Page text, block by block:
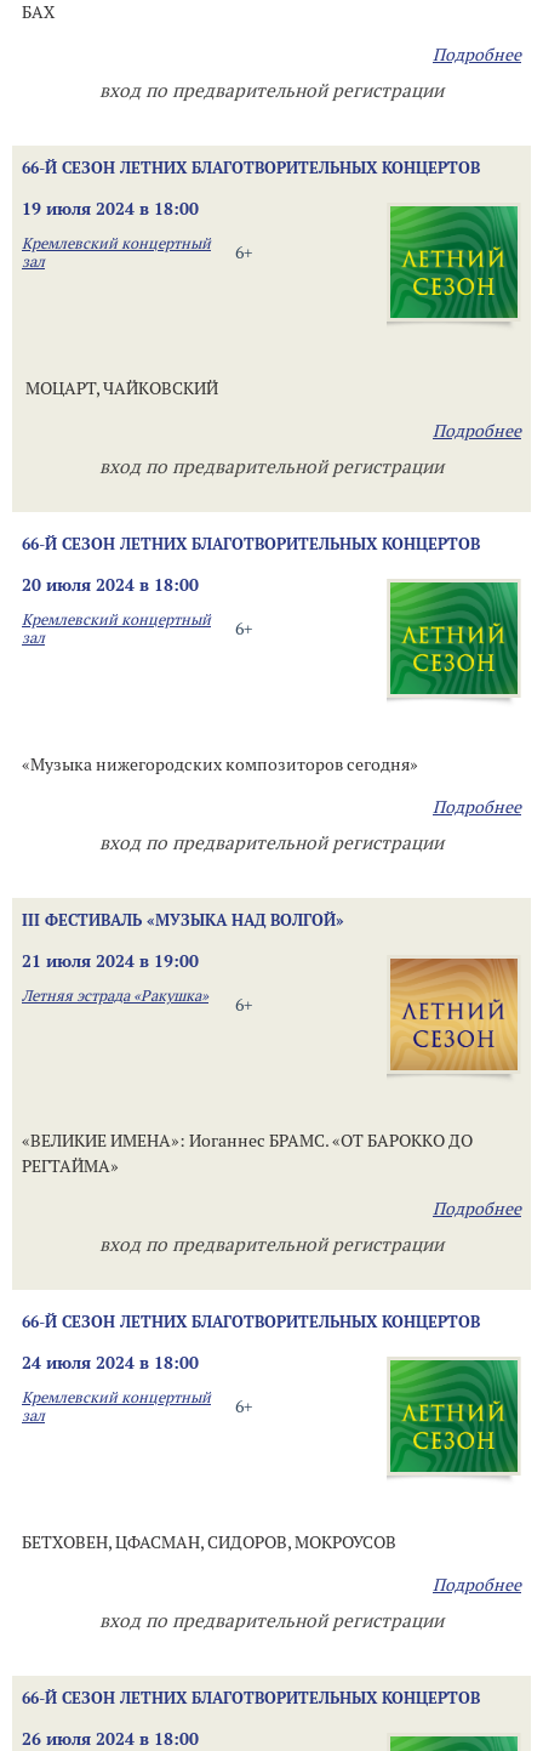
БАХ
Подробнее
вход по предварительной регистрации
66-Й СЕЗОН ЛЕТНИХ БЛАГОТВОРИТЕЛЬНЫХ КОНЦЕРТОВ
19 июля 2024 в 18:00
6+
Кремлевский концертный
зал
МОЦАРТ, ЧАЙКОВСКИЙ
Подробнее
вход по предварительной регистрации
66-Й СЕЗОН ЛЕТНИХ БЛАГОТВОРИТЕЛЬНЫХ КОНЦЕРТОВ
20 июля 2024 в 18:00
6+
Кремлевский концертный
зал
«Музыка нижегородских композиторов сегодня»
Подробнее
вход по предварительной регистрации
III ФЕСТИВАЛЬ «МУЗЫКА НАД ВОЛГОЙ»
21 июля 2024 в 19:00
6+
Летняя эстрада «Ракушка»
«ВЕЛИКИЕ ИМЕНА»: Иоганнес БРАМС. «ОТ БАРОККО ДО
РЕГТАЙМА»
Подробнее
вход по предварительной регистрации
66-Й СЕЗОН ЛЕТНИХ БЛАГОТВОРИТЕЛЬНЫХ КОНЦЕРТОВ
24 июля 2024 в 18:00
6+
Кремлевский концертный
зал
БЕТХОВЕН, ЦФАСМАН, СИДОРОВ, МОКРОУСОВ
Подробнее
вход по предварительной регистрации
66-Й СЕЗОН ЛЕТНИХ БЛАГОТВОРИТЕЛЬНЫХ КОНЦЕРТОВ
26 июля 2024 в 18:00